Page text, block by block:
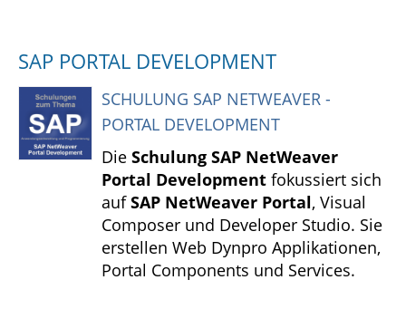
SAP PORTAL DEVELOPMENT
SCHULUNG SAP NETWEAVER -
PORTAL DEVELOPMENT
Die Schulung SAP NetWeaver
Portal Development fokussiert sich
aufSAP NetWeaver Portal, Visual
Composer und Developer Studio. Sie
erstellen Web Dynpro Applikationen,
Portal Components und Services.